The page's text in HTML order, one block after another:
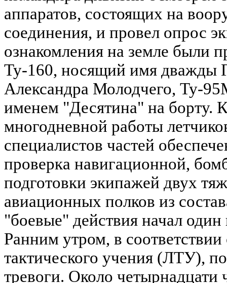
аппаратов, состоящих на
соединения, и провел опрос
ознакомления на земле были
Ту-160, носящий имя дважды
Александра Молодчего, Ту-
именем "Десятина" на борту.
многодневной работы
специалистов частей
проверка навигационной,
подготовки экипажей двух
авиационных полков из
"боевые" действия начал
Ранним утром, в
тактического учения (ЛТУ),
тревоги. Около